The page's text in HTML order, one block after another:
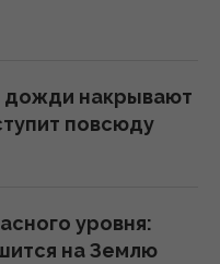
в Украине
запасов
дожди накрывают
повсюду
уровня:
на Землю